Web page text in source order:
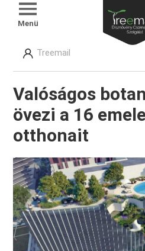
Menü
Treemail
Valóságos
övezi a 16
otthonait